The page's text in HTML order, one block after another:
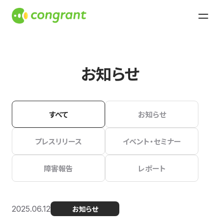
お知らせ
すべて お知らせ
プレスリリース イベント・セミナー
障害報告 レポート
2025.06.12 お知らせ